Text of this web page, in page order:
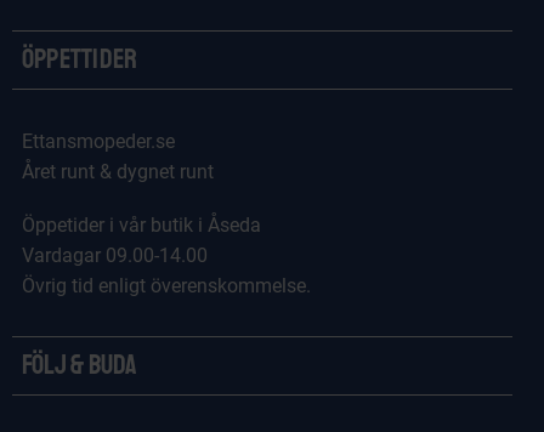
Öppettider
Ettansmopeder.se
Året runt & dygnet runt
Öppetider i vår butik i Åseda
Vardagar 09.00-14.00
Övrig tid enligt överenskommelse.
Följ & Buda